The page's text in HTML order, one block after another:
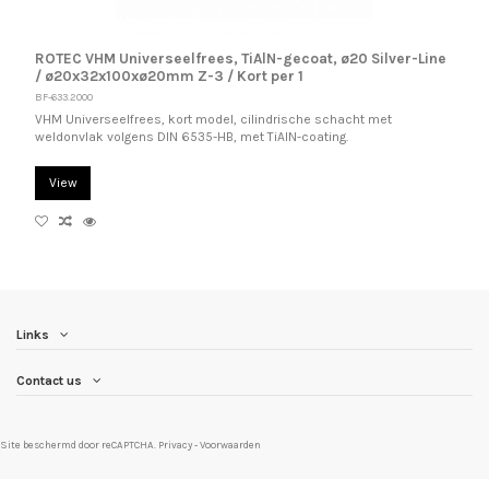
ROTEC VHM Universeelfrees, TiAlN-gecoat, ø20 Silver-Line
/ ø20x32x100xø20mm Z-3 / Kort per 1
BF-633.2000
VHM Universeelfrees, kort model, cilindrische schacht met
weldonvlak volgens DIN 6535-HB, met TiAlN-coating.
View
Links
Contact us
Site beschermd door reCAPTCHA. Privacy-Voorwaarden